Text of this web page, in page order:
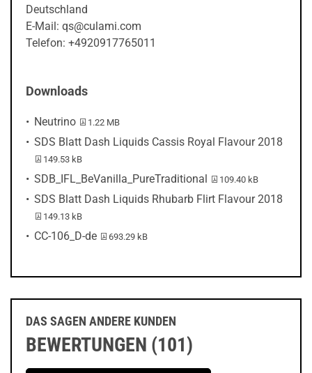
Deutschland
E-Mail: qs@culami.com
Telefon: +4920917765011
Downloads
Neutrino PDF-Datei:
1.22 MB
SDS Blatt Dash Liquids Cassis Royal Flavour 2018
PDF-Datei:
149.53 kB
SDB_IFL_BeVanilla_PureTraditional PDF-Datei:
109.40 kB
SDS Blatt Dash Liquids Rhubarb Flirt Flavour 2018
PDF-Datei:
149.13 kB
CC-106_D-de PDF-Datei:
693.29 kB
DAS SAGEN ANDERE KUNDEN
BEWERTUNGEN (101)